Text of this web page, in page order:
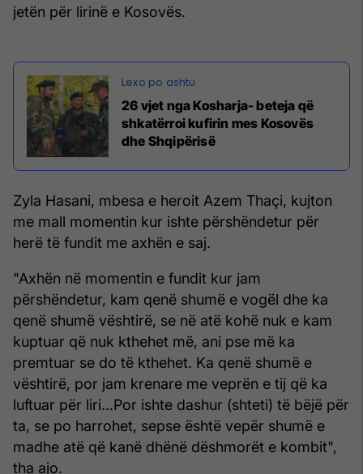
jetën për lirinë e Kosovës.
26 vjet nga Kosharja- beteja që
shkatërroi kufirin mes Kosovës
dhe Shqipërisë
Zyla Hasani, mbesa e heroit Azem Thaçi, kujton
me mall momentin kur ishte përshëndetur për
herë të fundit me axhën e saj.
"Axhën në momentin e fundit kur jam
përshëndetur, kam qenë shumë e vogël dhe ka
qenë shumë vështirë, se në atë kohë nuk e kam
kuptuar që nuk kthehet më, ani pse më ka
premtuar se do të kthehet. Ka qenë shumë e
vështirë, por jam krenare me veprën e tij që ka
luftuar për liri...Por ishte dashur (shteti) të bëjë për
ta, se po harrohet, sepse është vepër shumë e
madhe atë që kanë dhënë dëshmorët e kombit",
tha ajo.